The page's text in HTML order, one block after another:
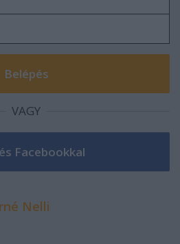
VAGY
Nelli